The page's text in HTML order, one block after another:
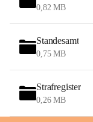
0,82 MB
Standesamt
0,75 MB
Strafregister
0,26 MB